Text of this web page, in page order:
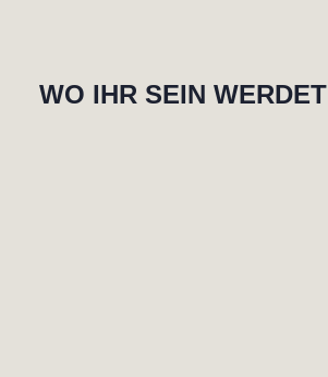
WO IHR SEIN WERDET